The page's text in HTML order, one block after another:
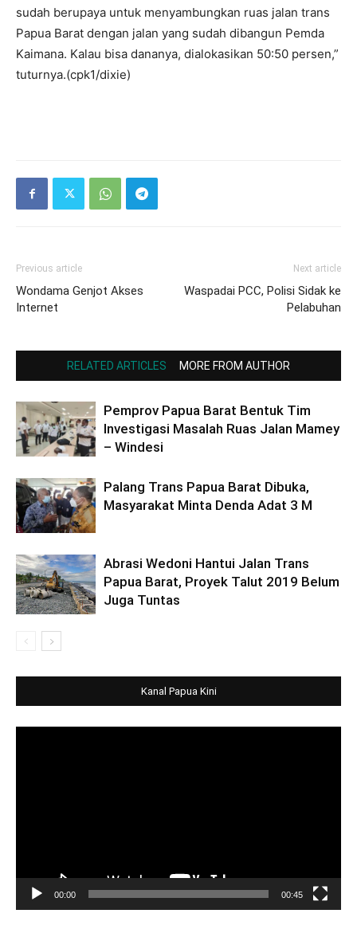
sudah berupaya untuk menyambungkan ruas jalan trans
Papua Barat dengan jalan yang sudah dibangun Pemda
Kaimana. Kalau bisa dananya, dialokasikan 50:50 persen,”
tuturnya.(cpk1/dixie)
Previous article
Wondama Genjot Akses
Internet
Next article
Waspadai PCC, Polisi Sidak ke
Pelabuhan
RELATED ARTICLES MORE FROM AUTHOR
Pemprov Papua Barat Bentuk Tim
Investigasi Masalah Ruas Jalan Mamey
– Windesi
Palang Trans Papua Barat Dibuka,
Masyarakat Minta Denda Adat 3 M
Abrasi Wedoni Hantui Jalan Trans
Papua Barat, Proyek Talut 2019 Belum
Juga Tuntas
Kanal Papua Kini
00:00 00:45